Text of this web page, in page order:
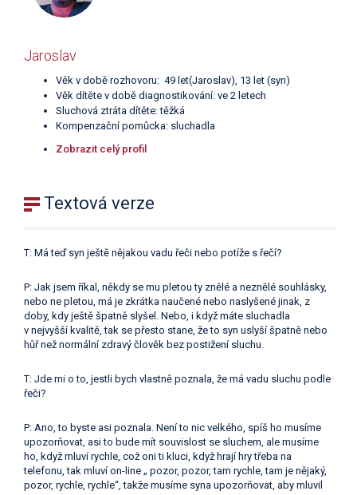
Jaroslav
Věk v době rozhovoru: 49 let(Jaroslav), 13 let (syn)
Věk dítěte v době diagnostikování: ve 2 letech
Sluchová ztráta dítěte: těžká
Kompenzační pomůcka: sluchadla
Zobrazit celý profil
Textová verze
T: Má teď syn ještě nějakou vadu řeči nebo potíže s řečí?
P: Jak jsem říkal, někdy se mu pletou ty znělé a neznělé souhlásky,
nebo ne pletou, má je zkrátka naučené nebo naslyšené jinak, z
doby, kdy ještě špatně slyšel. Nebo, i když máte sluchadla
v nejvyšší kvalitě, tak se přesto stane, že to syn uslyší špatně nebo
hůř než normální zdravý člověk bez postižení sluchu.
T: Jde mi o to, jestli bych vlastně poznala, že má vadu sluchu podle
řeči?
P: Ano, to byste asi poznala. Není to nic velkého, spíš ho musíme
upozorňovat, asi to bude mít souvislost se sluchem, ale musíme
ho, když mluví rychle, což oni ti kluci, když hrají hry třeba na
telefonu, tak mluví on-line „ pozor, pozor, tam rychle, tam je nějaký,
pozor, rychle, rychle“, takže musíme syna upozorňovat, aby mluvil